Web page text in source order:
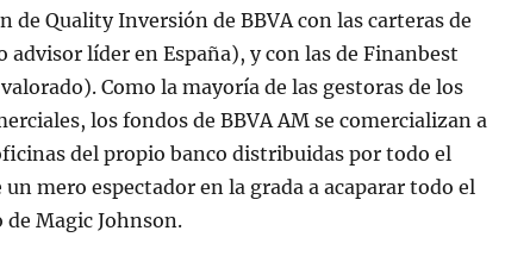
de Quality Inversión de BBVA con las carteras de
advisor líder en España), y con las de Finanbest
Como la mayoría de las gestoras de los
los fondos de BBVA AM se comercializan a
del propio banco distribuidas por todo el
mero espectador en la grada a acaparar todo el
Magic Johnson.